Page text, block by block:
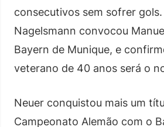
consecutivos sem sofrer
Nagelsmann convocou
Bayern de Munique, e
veterano de 40 anos será o
Neuer conquistou mais um
Campeonato Alemão com o